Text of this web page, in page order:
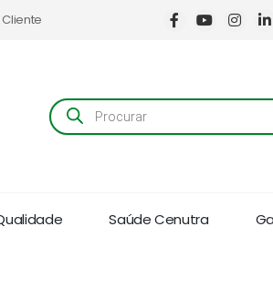
Products
search
Saúde Cenutra